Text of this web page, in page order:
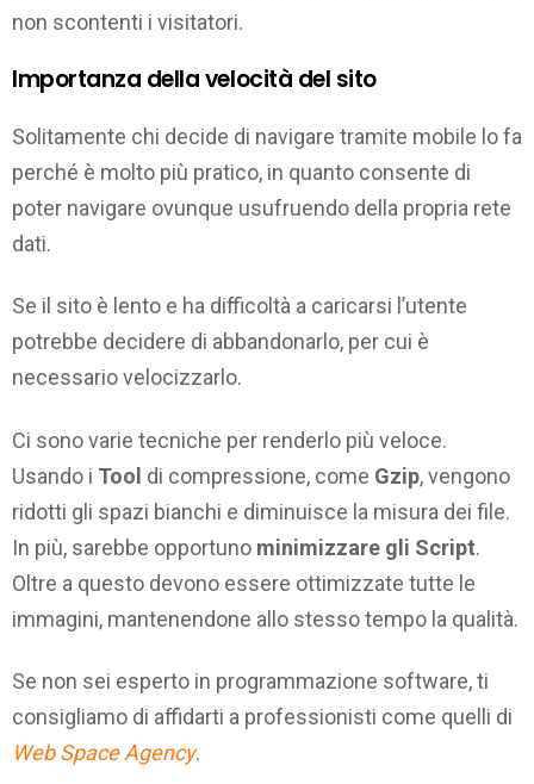
non scontenti i visitatori.
Importanza della velocità del sito
Solitamente chi decide di navigare tramite mobile lo fa
perché è molto più pratico, in quanto consente di
poter navigare ovunque usufruendo della propria rete
dati.
Se il sito è lento e ha difficoltà a caricarsi l’utente
potrebbe decidere di abbandonarlo, per cui è
necessario velocizzarlo.
Ci sono varie tecniche per renderlo più veloce.
Usando i Tool di compressione, come Gzip, vengono
ridotti gli spazi bianchi e diminuisce la misura dei file.
In più, sarebbe opportuno minimizzare gli Script.
Oltre a questo devono essere ottimizzate tutte le
immagini, mantenendone allo stesso tempo la qualità.
Se non sei esperto in programmazione software, ti
consigliamo di affidarti a professionisti come quelli di
Web Space Agency.